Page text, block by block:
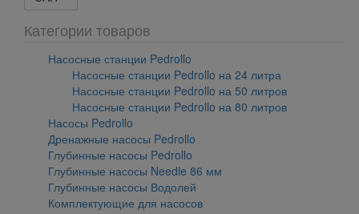
Категории товаров
Насосные станции Pedrollo
Насосные станции Pedrollo на 24 литра
Насосные станции Pedrollo на 50 литров
Насосные станции Pedrollo на 80 литров
Насосы Pedrollo
Дренажные насосы Pedrollo
Глубинные насосы Pedrollo
Глубинные насосы Needle 86 мм
Глубинные насосы Водолей
Комплектующие для насосов